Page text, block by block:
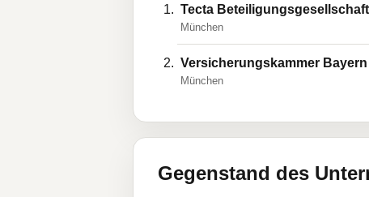
Tecta Beteiligungsgesellschaft
München
Versicherungskammer
München
Gegenstand des